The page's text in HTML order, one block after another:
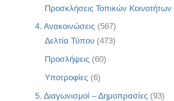
Προσκλήσεις Τοπικών Κοινοτήτων
4. Ανακοινώσεις (567)
Δελτία Τύπου (473)
Προσλήψεις (60)
Υποτροφίες (6)
5. Διαγωνισμοί – Δημοπρασίες (93)